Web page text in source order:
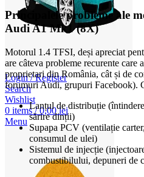
Login / Register
Search
Wishlist
0 items / 0,00lei
Menu
Principalele probleme ale
Audi A1 Mk1 (8X)
Motorul 1.4 TFSI, deși apreciat
are câteva probleme recurente care
proprietari din România, cât și de
forumuri Audi, grupuri Facebook).
Lanțul de distribuție
sărire dinții)
Supapa PCV (ventilație
consumul de ulei)
Sistemul de injecție
combustibilului, depuneri de